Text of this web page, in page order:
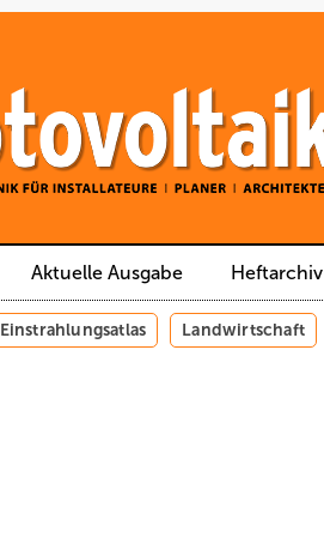
Aktuelle Ausgabe Heftarchiv
Einstrahlungsatlas Landwirtschaft